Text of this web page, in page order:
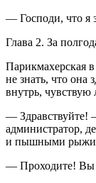
— Господи, что я
Глава 2. За
Парикмахерская
не знать, что она
внутрь, чувствую
— Здравствуйте!
администратор,
и пышными
— Проходите! Вы